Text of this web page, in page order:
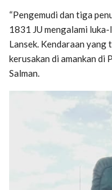
“Pengemudi dan tiga
1831 JU mengalami
Lansek. Kendaraan yang
kerusakan di amankan di
Salman.